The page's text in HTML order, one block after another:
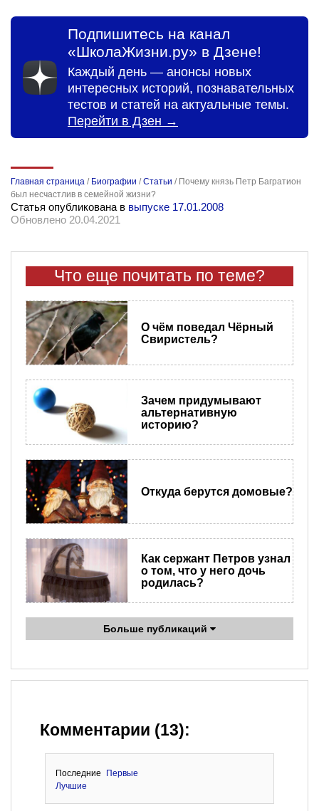
Подпишитесь на канал
«ШколаЖизни.ру» в Дзене!
Каждый день — анонсы новых
интересных историй, познавательных
тестов и статей на актуальные темы.
Перейти в Дзен →
Главная страница / Биографии /Статьи / Почему князь Петр Багратион
был несчастлив в семейной жизни?
Статья опубликована в выпуске 17.01.2008
Обновлено 20.04.2021
Что еще почитать по теме?
О чём поведал Чёрный
Свиристель?
Зачем придумывают
альтернативную
историю?
Откуда берутся домовые?
Как сержант Петров узнал
о том, что у него дочь
родилась?
Больше публикаций
Комментарии (13):
Последние
Первые
Лучшие